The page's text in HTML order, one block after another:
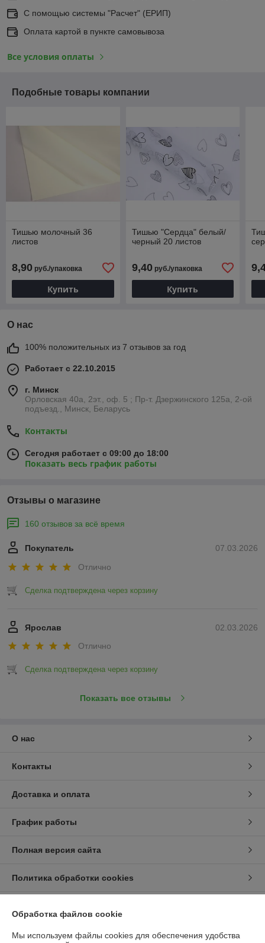
С помощью системы "Расчет" (ЕРИП)
Оплата картой в пункте самовывоза
Все условия оплаты
Подобные товары компании
Тишью молочный 36
листов
8,90 руб./упаковка
Купить
Тишью "Сердца" белый/
черный 20 листов
9,40руб./упаковка
Купить
О нас
100% положительных из 7 отзывов за год
Работает с 22.10.2015
г. Минск
Орловская 40а, 2эт., оф. 5 ; Пр-т. Дзержинского 125а, 2-ой
подъезд., Минск, Беларусь
Контакты
Сегодня работает с 09:00 до 18:00
Показать весь график работы
Отзывы о магазине
160 отзывов за всё время
07.03.2026
Покупатель
Отлично
Сделка подтверждена через корзину
02.03.2026
Ярослав
Отлично
Сделка подтверждена через корзину
Показать все отзывы
О нас
Контакты
Доставка и оплата
График работы
Полная версия сайта
Политика обработки cookies
Обработка файлов cookie
Мы используем файлы cookies для обеспечения удобства